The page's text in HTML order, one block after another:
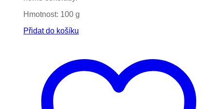
Hmotnost: 100 g
Přidat do košíku